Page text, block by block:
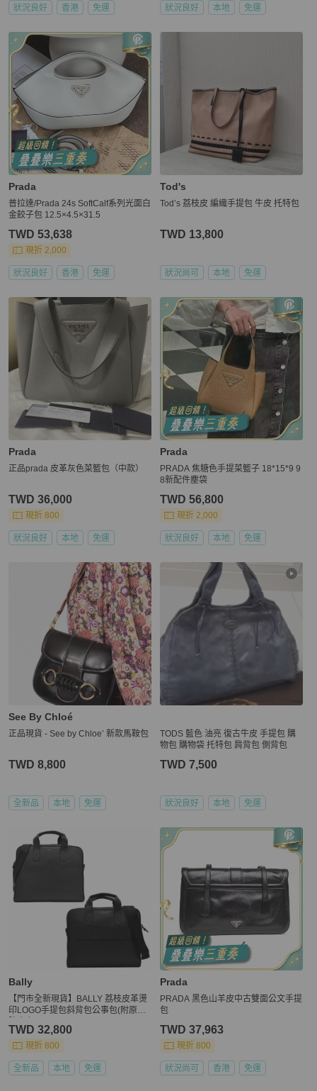
狀況良好 香港 免運 狀況良好 本地 免運
Prada
普拉達/Prada 24s SoftCalf系列光面白
金餃子包 12.5×4.5×31.5
TWD 53,638
現折 2,000
狀況良好 香港 免運
Tod's
Tod’s 荔枝皮 編織手提包 牛皮 托特包
TWD 13,800
狀況尚可 本地 免運
Prada
正品prada 皮革灰色菜籃包（中款）
TWD 36,000
現折 800
狀況良好 本地 免運
Prada
PRADA 焦糖色手提菜籃子 18*15*9 9
8新配件塵袋
TWD 56,800
現折 2,000
狀況良好 本地 免運
See By Chloé
正品現貨 - See by Chloe’ 新款馬鞍包
TWD 8,800
全新品 本地 免運
TODS 藍色 油亮 復古牛皮 手提包 購
物包 購物袋 托特包 肩背包 側背包
TWD 7,500
狀況良好 本地 免運
Bally
【門市全新現貨】BALLY 荔枝皮革燙
印LOGO手提包斜背包公事包(附原廠
TWD 32,800
現折 800
全新品 本地 免運
Prada
PRADA 黑色山羊皮中古雙面公文手提
包
TWD 37,963
現折 800
狀況尚可 香港 免運